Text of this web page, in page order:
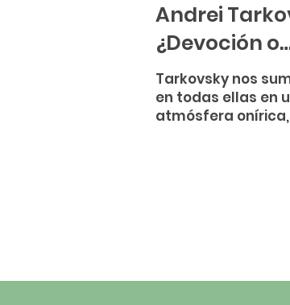
Andrei
¿Devoción o
indolencia?
Tarkovsky nos
en todas ellas en
atmósfera onírica,